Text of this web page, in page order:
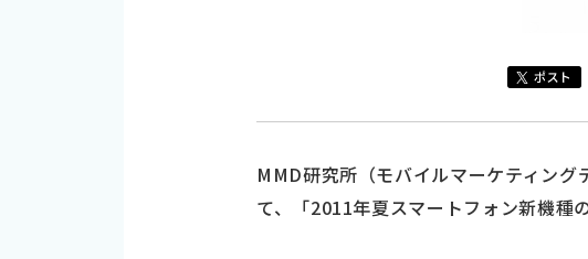
MMD研究所（モバイルマーケティン
て、「2011年夏スマートフォン新機種